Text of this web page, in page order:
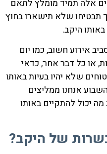
אלה תמיד מומלץ לתאם
תבטיחו שלא תישארו בחוץ
היקב.
אירוע חשוב, כמו יום
או כל דבר אחר, כדאי
שלא יהיו בעיות באותו
אנחנו ממליצים
יכול להתקיים באותו
של היקב?